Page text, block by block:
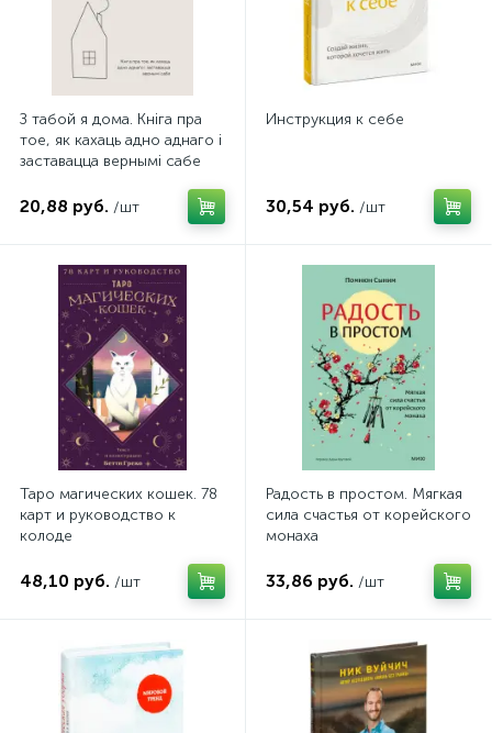
З табой я дома. Кніга пра
тое, як кахаць адно аднаго і
заставацца вернымі сабе
20,88 руб. /шт
Инструкция к себе
30,54 руб. /шт
Таро магических кошек. 78
карт и руководство к
колоде
48,10 руб. /шт
Радость в простом. Мягкая
сила счастья от корейского
монаха
33,86 руб. /шт